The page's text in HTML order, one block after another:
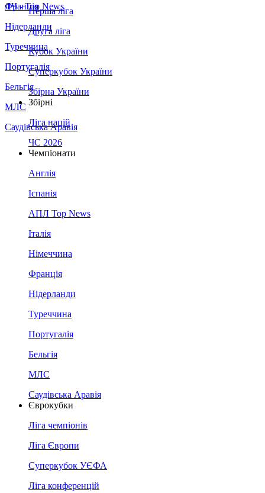
Франція
Нідерланди
Туреччина
Португалія
Бельгія
МЛС
Саудівська Аравія
ЛЧ - Top News
Перша ліга
Друга ліга
Кубок України
Суперкубок України
Збірна України
Збірні
Ліга націй
ЧС 2026
Чемпіонати
Англія
Іспанія
АПЛ Top News
Італія
Німеччина
Франція
Нідерланди
Туреччина
Португалія
Бельгія
МЛС
Саудівська Аравія
Єврокубки
Ліга чемпіонів
Ліга Європи
Суперкубок УЄФА
Ліга конференцій